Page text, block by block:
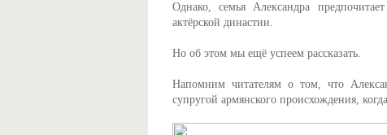
Однако, семья Александра
актёрской династии.
Но об этом мы ещё успеем рассказать.
Напомним читателям о том, что
супругой армянского происхождения,